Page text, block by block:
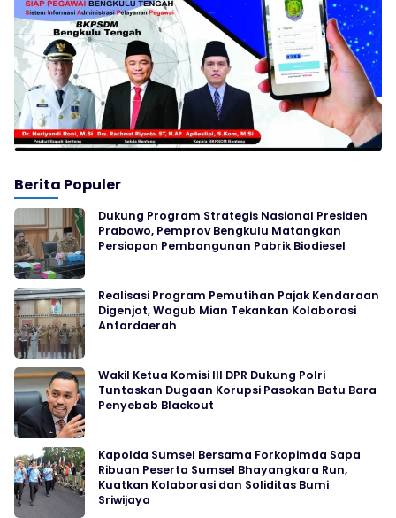
Berita Populer
Dukung Program Strategis Nasional Presiden
Prabowo, Pemprov Bengkulu Matangkan
Persiapan Pembangunan Pabrik Biodiesel
Realisasi Program Pemutihan Pajak Kendaraan
Digenjot, Wagub Mian Tekankan Kolaborasi
Antardaerah
Wakil Ketua Komisi III DPR Dukung Polri
Tuntaskan Dugaan Korupsi Pasokan Batu Bara
Penyebab Blackout
Kapolda Sumsel Bersama Forkopimda Sapa
Ribuan Peserta Sumsel Bhayangkara Run,
Kuatkan Kolaborasi dan Soliditas Bumi
Sriwijaya